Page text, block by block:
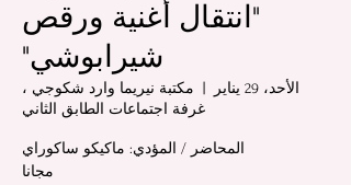
"انتقال أغنية ورقص
شيرابوشي"
الأحد، 29 يناير
مكتبة نيريما وارد شكوجي ،
غرفة اجتماعات الطابق الثاني